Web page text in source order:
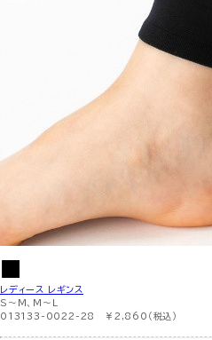
レディース レギンス
S〜M、M〜L
013133-0022-28 ￥2,860（税込）